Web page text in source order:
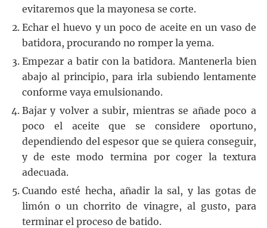
evitaremos que la mayonesa se corte.
Echar el huevo y un poco de aceite en un vaso de
batidora, procurando no romper la yema.
Empezar a batir con la batidora. Mantenerla bien
abajo al principio, para irla subiendo lentamente
conforme vaya emulsionando.
Bajar y volver a subir, mientras se añade poco a
poco el aceite que se considere oportuno,
dependiendo del espesor que se quiera conseguir,
y de este modo termina por coger la textura
adecuada.
Cuando esté hecha, añadir la sal, y las gotas de
limón o un chorrito de vinagre, al gusto, para
terminar el proceso de batido.